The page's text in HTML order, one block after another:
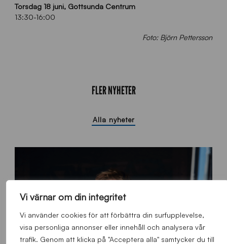
Vi värnar om din integritet
Vi använder cookies för att förbättra din surfupplevelse,
visa personliga annonser eller innehåll och analysera vår
trafik. Genom att klicka på "Acceptera alla" samtycker du till
Torsdag 18 juni, Gottsunda Centrum
13:30-16:00
Foto: Björn Pettersson
FLER NYHETER
Alla nyheter